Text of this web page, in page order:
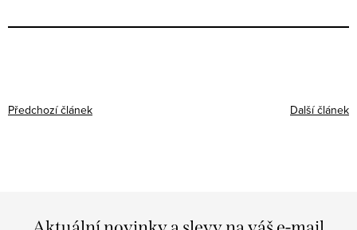
Předchozí článek Další článek